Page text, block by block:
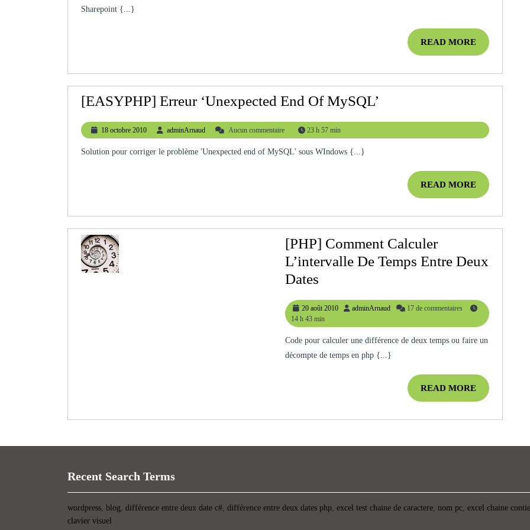
NOT
FOUND’
Sharepoint {...}
READ MOREREAD
MORE
[EASYPHP] Erreur ‘Unexpected End Of MySQL’
Erreur
‘Unexpected
MySQL’
18 octobre 2010
18
octobre
2010
adminArnaud adminArnaud
Aucun commentaire 23 h 57 min
Solution pour corriger le problème 'Unexpected end of MySQL' sous WIndows {...}
READ MOREREAD
MORE
[PHP] Comment Calculer
L’intervalle De Temps Entre Deux
Dates
Comment
Calculer
L’intervalle
De
Dates
20 août 2010
20
2010
adminArnaud adminArnaud
17 de commentaires
14 h 43 min
Code pour calculer une différence de deux temps ou faire un
décompte de temps en php {...}
READ MOREREAD
MORE
Recent Search Terms
wordpress, blog, différence entre deux date c#, différence entre deux dates php, excel test chaine de caractere, nom pc, excel chaine
clavier visuel